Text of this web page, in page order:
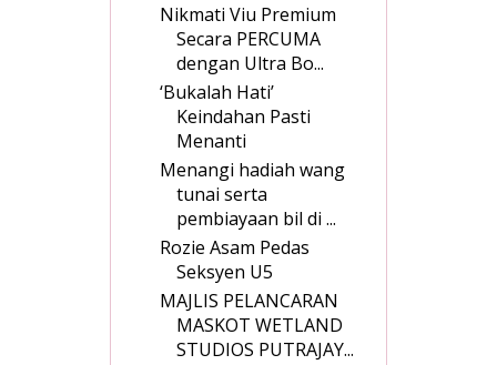
Nikmati Viu Premium
Secara PERCUMA
dengan Ultra Bo...
‘Bukalah Hati’
Keindahan Pasti
Menanti
Menangi hadiah wang
tunai serta
pembiayaan bil di ...
Rozie Asam Pedas
Seksyen U5
MAJLIS PELANCARAN
MASKOT WETLAND
STUDIOS PUTRAJAY...